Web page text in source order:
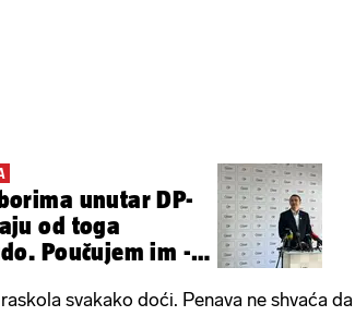
unutar DP-
od toga
Poučujem im -
svakako doći. Penava ne shvaća da